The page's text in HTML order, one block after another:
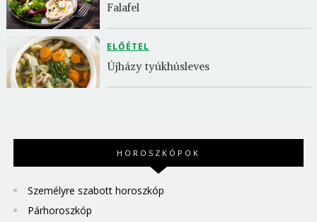
Falafel
ELŐÉTEL
Újházy tyúkhúsleves
HOROSZKÓPOK
Személyre szabott horoszkóp
Párhoroszkóp